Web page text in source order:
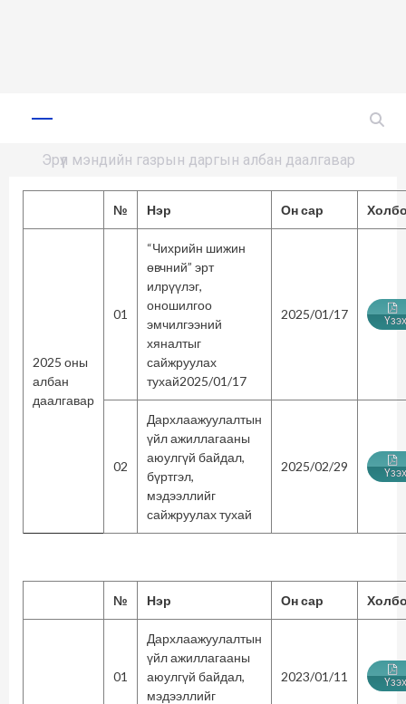
Primary
Эрүүл мэндийн газрын даргын албан даалгавар
№ Нэр Он сар
2025 оны
албан
даалгавар
01
“Чихрийн шижин
өвчний” эрт
илрүүлэг,
оношилгоо
эмчилгээний
хяналтыг
сайжруулах
тухай2025/01/17
2025/01/17 Үзэх
02
Дархлаажуулалтын
үйл ажиллагааны
аюулгүй байдал,
бүртгэл,
мэдээллийг
сайжруулах тухай
2025/02/29 Үзэх
№ Нэр Он сар
01
Дархлаажуулалтын
үйл ажиллагааны
аюулгүй байдал,
мэдээллийг
2023/01/11 Үзэх